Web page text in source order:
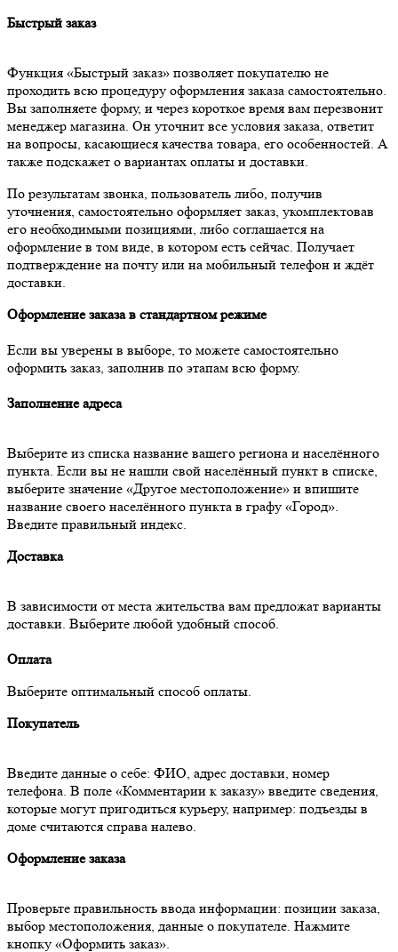
Быстрый заказ
Функция «Быстрый заказ» позволяет покупателю не
проходить всю процедуру оформления заказа самостоятельно.
Вы заполняете форму, и через короткое время вам перезвонит
менеджер магазина. Он уточнит все условия заказа, ответит
на вопросы, касающиеся качества товара, его особенностей. А
также подскажет о вариантах оплаты и доставки.
По результатам звонка, пользователь либо, получив
уточнения, самостоятельно оформляет заказ, укомплектовав
его необходимыми позициями, либо соглашается на
оформление в том виде, в котором есть сейчас. Получает
подтверждение на почту или на мобильный телефон и ждёт
доставки.
Оформление заказа в стандартном режиме
Если вы уверены в выборе, то можете самостоятельно
оформить заказ, заполнив по этапам всю форму.
Заполнение адреса
Выберите из списка название вашего региона и населённого
пункта. Если вы не нашли свой населённый пункт в списке,
выберите значение «Другое местоположение» и впишите
название своего населённого пункта в графу «Город».
Введите правильный индекс.
Доставка
В зависимости от места жительства вам предложат варианты
доставки. Выберите любой удобный способ.
Оплата
Выберите оптимальный способ оплаты.
Покупатель
Введите данные о себе: ФИО, адрес доставки, номер
телефона. В поле «Комментарии к заказу» введите сведения,
которые могут пригодиться курьеру, например: подъезды в
доме считаются справа налево.
Оформление заказа
Проверьте правильность ввода информации: позиции заказа,
выбор местоположения, данные о покупателе. Нажмите
кнопку «Оформить заказ».